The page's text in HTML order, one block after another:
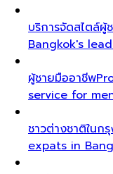
บริการจัดสไตล์ผู้
Bangkok's
ผู้ชายมืออาชีพ
service for
ชาวต่างชาติในก
expats in